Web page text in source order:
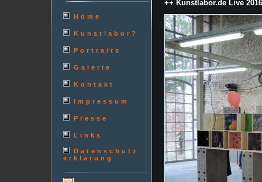
Home
Kunstlabor?
Portraits
Galerie
Kontakt
Impressum
Presse
Links
Datenschutz
erklärung
++ Kunstlabor.de Live